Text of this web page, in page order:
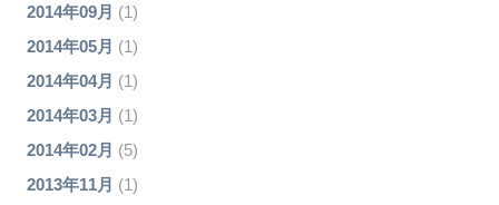
2014年09月 (1)
2014年05月 (1)
2014年04月 (1)
2014年03月 (1)
2014年02月 (5)
2013年11月 (1)